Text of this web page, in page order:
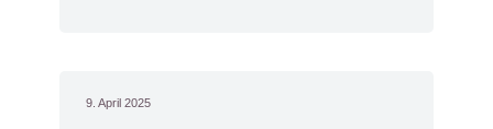
9. April 2025